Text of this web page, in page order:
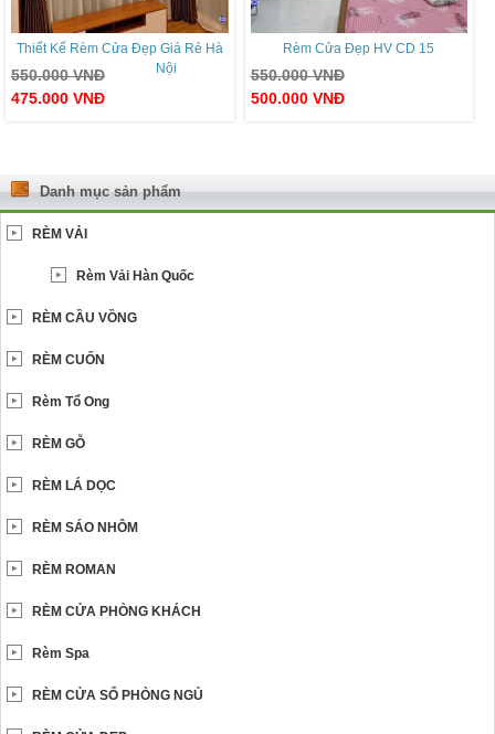
Thiết Kế Rèm Cửa Đẹp Giá Rẻ Hà
Nội
550.000VNĐ
475.000 VNĐ
Rèm Cửa Đẹp HV CD 15
550.000VNĐ
500.000 VNĐ
Danh mục sản phẩm
RÈM VẢI
Rèm Vải Hàn Quốc
RÈM CẦU VỒNG
RÈM CUỐN
Rèm Tổ Ong
RÈM GỖ
RÈM LÁ DỌC
RÈM SÁO NHÔM
RÈM ROMAN
RÈM CỬA PHÒNG KHÁCH
Rèm Spa
RÈM CỬA SỔ PHÒNG NGỦ